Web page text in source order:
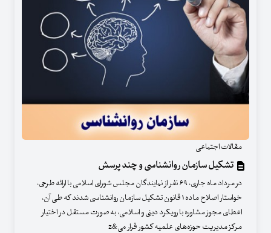
مقالات اجتماعی
تشکیل سازمان روانشناسی و چند پرسش
در مرداد ماه جاری، ۶۹ نفر از نمایندگان مجلس شورای اسلامی با ارائه طرحی،
خواستار اصلاح ماده ۱ قانون تشکیل سازمان روانشناسی شدند که طی آن،
اعطای مجوز مشاوره با رویکرد دینی و اسلامی، به صورت مستقل در اختیار
مرکز مدیریت حوزه‌های علمیه کشور قرار می&z